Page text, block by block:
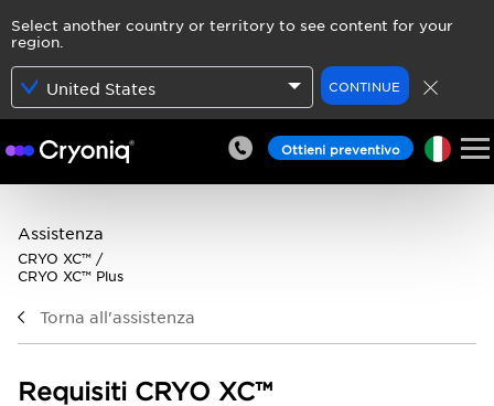
Select another country or territory to see content for your
region.
United States CONTINUE
Ottieni preventivo
Assistenza
CRYO XC™ /
CRYO XC™ Plus
Torna all'assistenza
Requisiti CRYO XC™